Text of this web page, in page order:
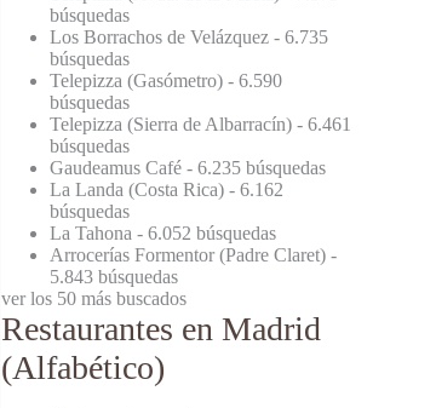
búsquedas
Los Borrachos de Velázquez - 6.735
búsquedas
Telepizza (Gasómetro) - 6.590
búsquedas
Telepizza (Sierra de Albarracín) - 6.461
búsquedas
Gaudeamus Café - 6.235 búsquedas
La Landa (Costa Rica) - 6.162
búsquedas
La Tahona - 6.052 búsquedas
Arrocerías Formentor (Padre Claret) -
5.843 búsquedas
ver los 50 más buscados
Restaurantes en Madrid
(Alfabético)